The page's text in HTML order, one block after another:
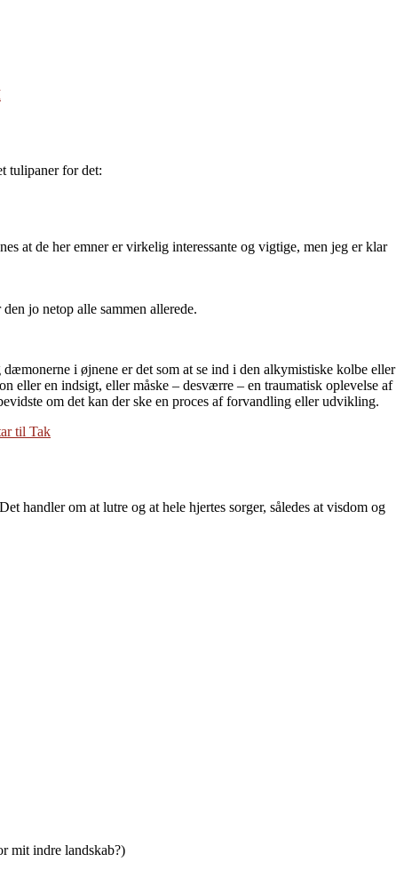
tulipaner for det:
at de her emner er virkelig interessante og vigtige, men jeg er klar
jo netop alle sammen allerede.
i øjnene er det som at se ind i den alkymistiske kolbe eller
eller en indsigt, eller måske – desværre – en traumatisk oplevelse af
om det kan der ske en proces af forvandling eller udvikling.
til Tak
handler om at lutre og at hele hjertes sorger, således at visdom og
mit indre landskab?)